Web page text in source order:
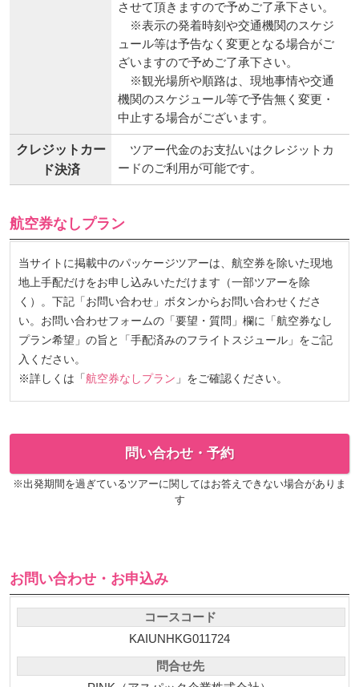
させて頂きますので予めご了承下さい。
※表示の発着時刻や交通機関のスケジ
ュール等は予告なく変更となる場合がご
ざいますので予めご了承下さい。
※観光場所や順路は、現地事情や交通
機関のスケジュール等で予告無く変更・
中止する場合がございます。
クレジットカー
ド決済
ツアー代金のお支払いはクレジットカ
ードのご利用が可能です。
航空券なしプラン
当サイトに掲載中のパッケージツアーは、航空券を除いた現地
地上手配だけをお申し込みいただけます（一部ツアーを除
く）。下記「お問い合わせ」ボタンからお問い合わせくださ
い。お問い合わせフォームの「要望・質問」欄に「航空券なし
プラン希望」の旨と「手配済みのフライトスジュール」をご記
入ください。
※詳しくは「 航空券なしプラン 」をご確認ください。
問い合わせ・予約
※出発期間を過ぎているツアーに関してはお答えできない場合がありま
す
お問い合わせ・お申込み
コースコード
KAIUNHKG011724
問合せ先